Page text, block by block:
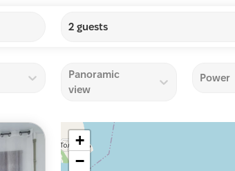
2 guests
Panoramic
view
Power
+
−